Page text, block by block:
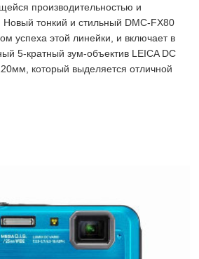
производительностью и
тонкий и стильный DMC-FX80
успеха этой линейки, и включает в
5-кратный зум-объектив LEICA DC
который выделяется отличной